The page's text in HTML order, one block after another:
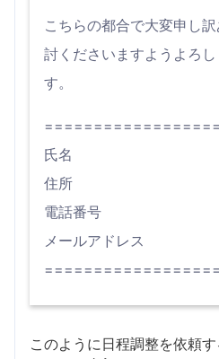
こちらの都合で大変申し
討くださいますようよろ
す。
氏名
住所
電話番号
メールアドレス
このように日程調整を依頼